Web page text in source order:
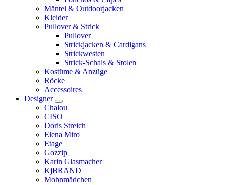
Mäntel & Outdoorjacken
Kleider
Pullover & Strick
Pullover
Strickjacken & Cardigans
Strickwesten
Strick-Schals & Stolen
Kostüme & Anzüge
Röcke
Accessoires
Designer
Chalou
CISO
Doris Streich
Elena Miro
Etage
Gozzip
Karin Glasmacher
KjBRAND
Mohnmädchen